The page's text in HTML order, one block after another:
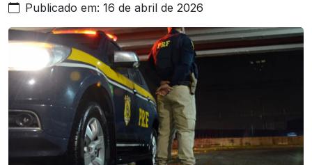
Publicado em: 16 de abril de 2026